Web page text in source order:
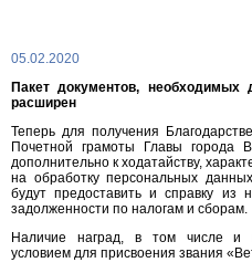
05.02.2020
Пакет документов, необходимых
расширен
Теперь для получения
Почетной грамоты Главы города
дополнительно к ходатайству,
на обработку персональных
будут предоставить и справку из
задолженности по налогам и сборам.
Наличие наград, в том числе и
условием для присвоения звания